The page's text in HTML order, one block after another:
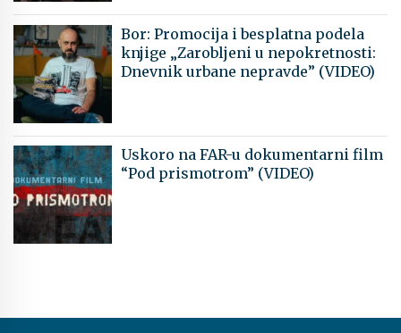
Bor: Promocija i besplatna podela
knjige „Zarobljeni u nepokretnosti:
Dnevnik urbane nepravde” (VIDEO)
Uskoro na FAR-u dokumentarni film
“Pod prismotrom” (VIDEO)